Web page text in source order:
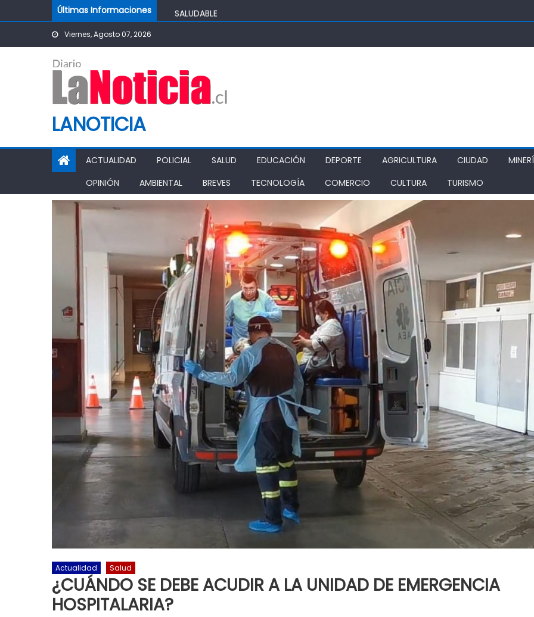
Skip to contentÚltimas Informaciones
IMPULSA AGUA DE AGROSUPER PERMITIRÁ LA CONSTRUCCIÓN DE POZO DEL SSR
POTABLE DE LA COMUNIDAD
PASO PEHUENCHE AVANZA COMO ALTERNATIVA ESTRATÉGICA A LOS LIBERTADORES
SIGUEN LOS CIERRES DE PROSTÍBULOS CLANDESTINOS EN RANCAGUA: NUEVO
PROHIBICIÓN DE FUNCIONAMIENTO
Viernes, Agosto 07, 2026
LANOTICIA
ACTUALIDAD POLICIAL SALUD EDUCACIÓN DEPORTE AGRICULTURA CIUDAD
OPINIÓN
AMBIENTAL BREVES TECNOLOGÍA COMERCIO CULTURA TURISMO
Actualidad Salud
¿CUÁNDO SE DEBE ACUDIR A LA UNIDAD DE EMERGENCIA
HOSPITALARIA?